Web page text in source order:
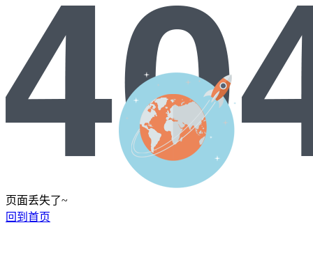
页面丢失了~
回到首页